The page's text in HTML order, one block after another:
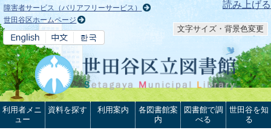
本文へ 読み上げる
障害者サービス（バリアフリーサービス）
世田谷区ホームページ
文字サイズ・背景色変更
利用者メニ
ュー
資料を探す 利用案内
各図書館案
内
図書館で調
べる
世田谷を知
る